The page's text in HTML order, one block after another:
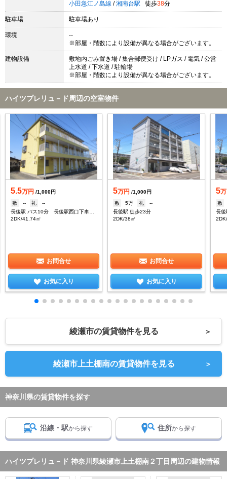
小田急江ノ島線 / 湘南台駅 徒歩38分
駐車場 駐車場あり
環境
--
※部屋・階数により設備が異なる場合がございます。
建物設備
敷地内ごみ置き場 / 集合郵便受け / LPガス / 電気 / 公営
上水道 / 下水道 / 駐輪場
※部屋・階数により設備が異なる場合がございます。
ハイツプレリュ－ド周辺の空室物件
5.5万円 /1,000円
敷
-- 礼
--
長後駅 バス10分 長後駅西口下車：停歩3分
2DK/41.74㎡
お問合せ
お気に入り
5万円 /1,000円
敷
5万 礼
--
長後駅 徒歩23分
2DK/38㎡
お問合せ
お気に入り
5
敷
長
綾瀬市の賃貸物件を見る ＞
綾瀬市上土棚南の賃貸物件を見る ＞
神奈川県の賃貸物件を探す
沿線・駅から探す 住所から探す
ハイツプレリュ－ド 神奈川県綾瀬市上土棚南２丁目周辺の建物情報